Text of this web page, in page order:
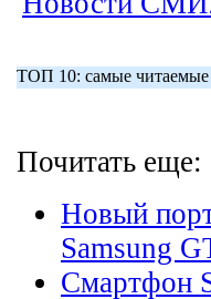
ТОП 10: самые читаемые
Почитать еще:
Новый
Samsung
Смартфон